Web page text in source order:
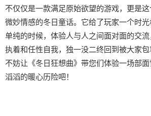
不仅仅是一款满足原始欲望的游戏，更是
微妙情感的冬日童话。它给了玩家一个时
单纯的时候，体验人与人之间面对面的交
执着和任性自我，独一没二终回到被大家
不妨让《冬日狂想曲》带您们体验一场​​部
滔滔​​的暖心历险吧！